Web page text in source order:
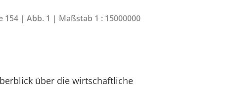
154 | Abb. 1 | Maßstab 1 : 15000000
über die wirtschaftliche